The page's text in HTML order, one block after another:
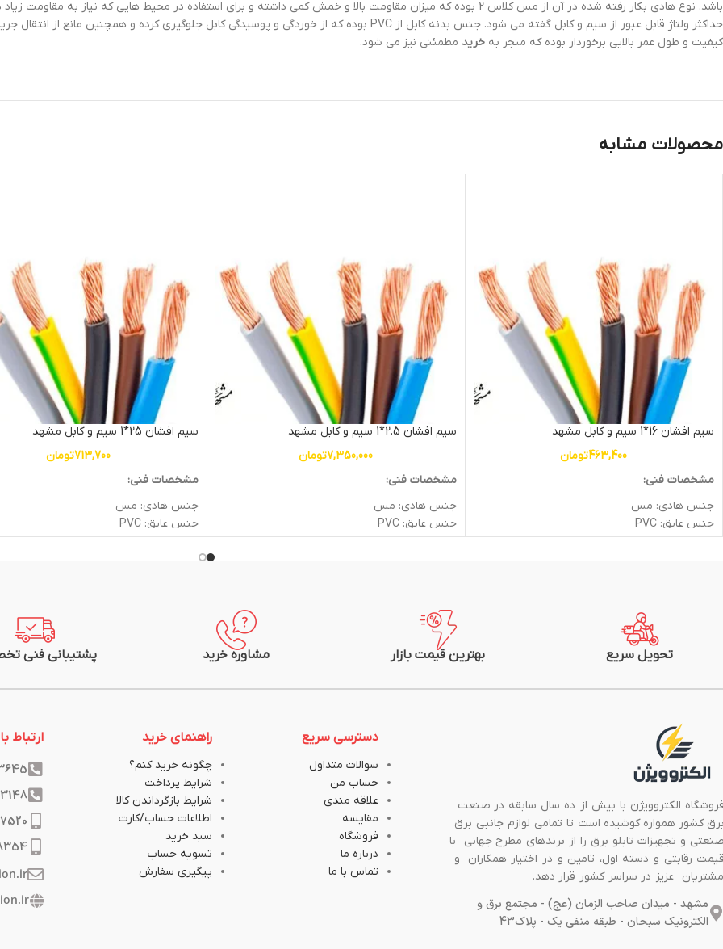
حداکثر ولتاژ قابل عبور از سیم و کابل گفته می شود. جنس بدنه کابل از PVC بوده که از خوردگی و پوسیدگی کابل جلوگیری کرده و همچنین مانع از انتقال جریان برق به بیرون می شود. کابل های
کیفیت و طول عمر بالایی برخوردار بوده که منجر به خرید مطمئنی نیز می شود.
محصولات مشابه
سیم افشان 16*1 سیم و کابل مشهد
463,400تومان
مشخصات فنی:
جنس هادی: مس
جنس عایق: PVC
سطح مقطع (mm2): 16
شرکت سازنده: سیم و کابل مشهد
سیم افشان 2.5*1 سیم و کابل مشهد
7,350,000تومان
مشخصات فنی:
جنس هادی: مس
جنس عایق: PVC
سطح مقطع (mm2): 2.5
متراژ: 100متر (یک کلاف)
شرکت سازنده: سیم و کابل مشهد
سیم افشان 25*1 سیم و کابل مشهد
713,700تومان
مشخصات فنی:
جنس هادی: مس
جنس عایق: PVC
سطح مقطع (mm2): 25
شرکت سازنده: سیم و کابل مشهد
تحویل سریع بهترین قیمت بازار مشاوره خرید پشتیبانی فنی
الکتروویژن با بیش از ده سال سابقه در صنعت
کشور همواره کوشیده است تا تمامی لوازم جانبی برق
و تجهیزات تابلو برق را از برندهای مطرح جهانی با
رقابتی و دسته اول، تامین و در اختیار همکاران و
عزیز در سراسر کشور قرار دهد.
مشهد - میدان صاحب الزمان (عج) - مجتمع برق و
الکترونیک سبحان - طبقه منفی یک - پلاک43
دسترسی سریع
سوالات متداول
حساب من
علاقه مندی
مقایسه
فروشگاه
درباره ما
تماس با ما
راهنمای خرید
چگونه خرید کنم؟
شرایط پرداخت
شرایط بازگرداندن کالا
اطلاعات حساب/کارت
سبد خرید
تسویه حساب
پیگیری سفارش
ارتباط